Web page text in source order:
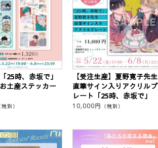
25時、赤坂で」
土産ステッカー
税別）
【受注生産】夏野寛子先生
直筆サイン入りアクリルプ
レート「25時、赤坂で」
10,000円 （税別）